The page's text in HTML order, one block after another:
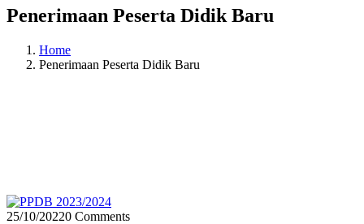
Penerimaan Peserta Didik Baru
Home
Penerimaan Peserta Didik Baru
25/10/20220 Comments